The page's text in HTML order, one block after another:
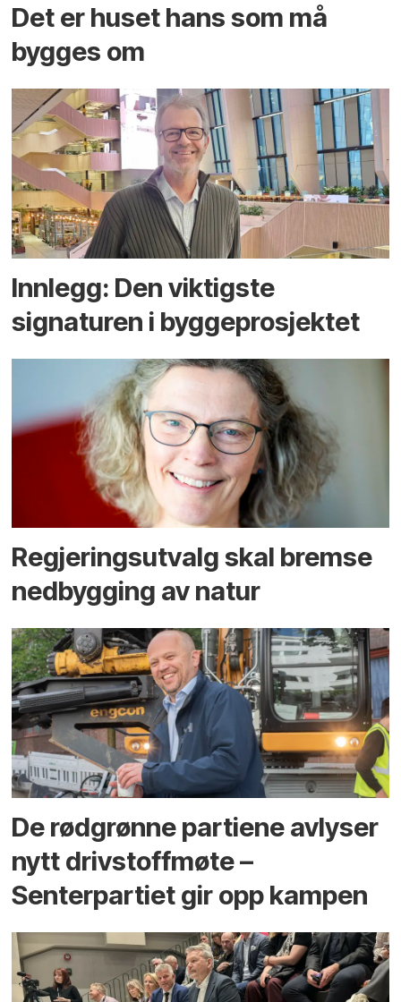
Det er huset hans som må
bygges om
Innlegg: Den viktigste
signaturen i bygge­­prosjektet
Regjerings­utvalg skal bremse
ned­bygging av natur
De rødgrønne partiene avlyser
nytt drivstoffmøte –
Senterpartiet gir opp kampen